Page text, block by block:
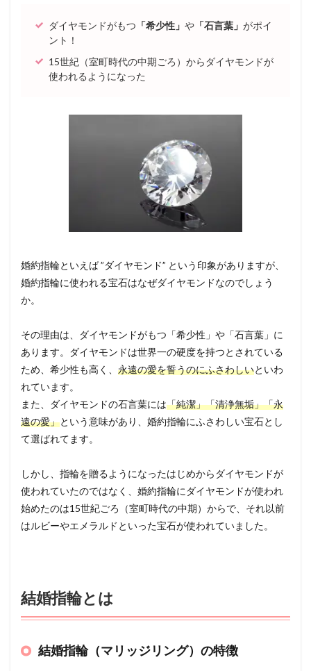
ダイヤモンドがもつ 「希少性」 や 「石言葉」 がポイ
ント！
15世紀（室町時代の中期ごろ）からダイヤモンドが
使われるようになった
婚約指輪といえば ”ダイヤモンド” という印象がありますが、
婚約指輪に使われる宝石はなぜダイヤモンドなのでしょう
か。
その理由は、ダイヤモンドがもつ「希少性」や「石言葉」に
あります。ダイヤモンドは世界一の硬度を持つとされている
ため、希少性も高く、 永遠の愛を誓うのにふさわしいといわ
れています。
また、ダイヤモンドの石言葉には「純潔」「清浄無垢」「永
遠の愛」という意味があり、婚約指輪にふさわしい宝石とし
て選ばれてます。
しかし、指輪を贈るようになったはじめからダイヤモンドが
使われていたのではなく、婚約指輪にダイヤモンドが使われ
始めたのは15世紀ごろ（室町時代の中期）からで、それ以前
はルビーやエメラルドといった宝石が使われていました。
結婚指輪とは
結婚指輪（マリッジリング）の特徴